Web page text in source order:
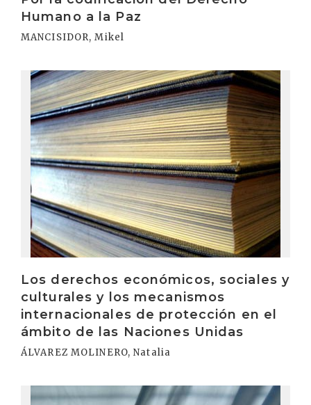
Humano a la Paz
MANCISIDOR, Mikel
Los derechos económicos, sociales y
culturales y los mecanismos
internacionales de protección en el
ámbito de las Naciones Unidas
ÁLVAREZ MOLINERO, Natalia
Irakurri
Irakurri